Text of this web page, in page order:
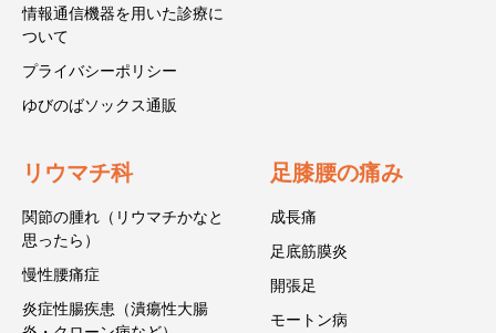
情報通信機器を用いた診療に
ついて
プライバシーポリシー
ゆびのばソックス通販
リウマチ科
関節の腫れ（リウマチかなと
思ったら）
慢性腰痛症
炎症性腸疾患（潰瘍性大腸
足膝腰の痛み
成長痛
足底筋膜炎
開張足
モートン病